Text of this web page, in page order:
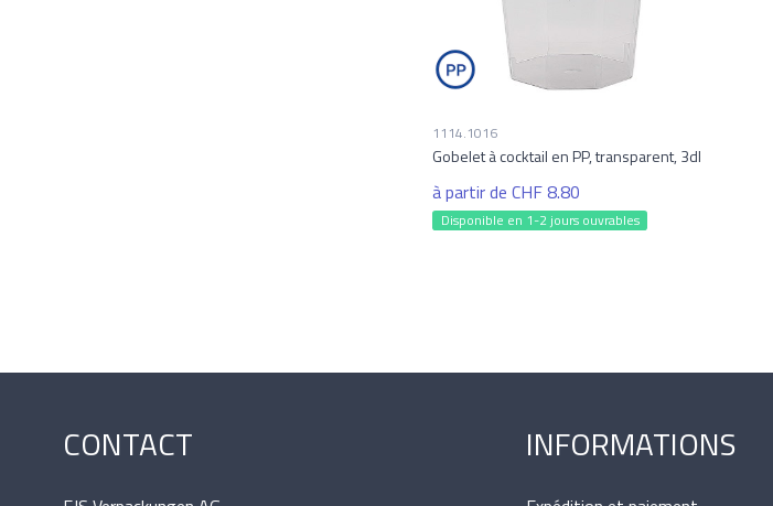
1114.1016
Gobelet à cocktail en PP, transparent, 3dl
à partir de CHF 8.80
Disponible en 1-2 jours ouvrables
CONTACT INFORMATIONS